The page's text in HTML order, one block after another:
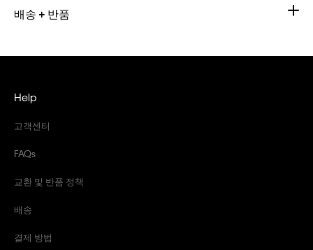
배송 + 반품
Help
고객센터
FAQs
교환 및 반품 정책
배송
결제 방법